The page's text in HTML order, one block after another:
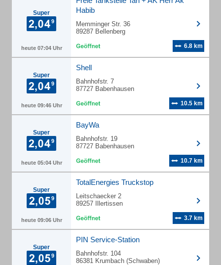
Super
heute 07:04 Uhr
Habib
Memminger Str. 36
89287 Bellenberg
6.8 km
Super
heute 09:46 Uhr
Shell
Bahnhofstr. 7
87727 Babenhausen
10.5 km
Super
heute 05:04 Uhr
BayWa
Bahnhofstr. 19
87727 Babenhausen
10.7 km
Super
heute 09:06 Uhr
TotalEnergies Truckstop
Leitschaecker 2
89257 Illertissen
3.7 km
Super
PIN Service-Station
Bahnhofstr. 104
86381 Krumbach (Schwaben)